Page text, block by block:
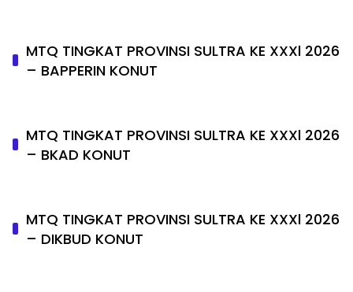
MTQ TINGKAT PROVINSI SULTRA KE XXXl 2026
– BAPPERIN KONUT
MTQ TINGKAT PROVINSI SULTRA KE XXXl 2026
– BKAD KONUT
MTQ TINGKAT PROVINSI SULTRA KE XXXl 2026
– DIKBUD KONUT